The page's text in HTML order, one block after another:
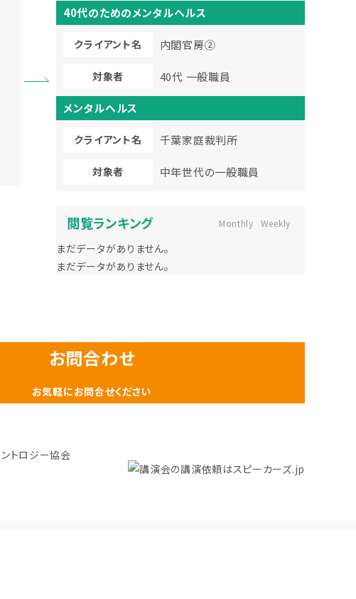
40代のためのメンタルヘルス
クライアント名 内閣官房②
対象者 40代 一般職員
メンタルヘルス
クライアント名 千葉家庭裁判所
対象者 中年世代の一般職員
閲覧ランキング Monthly Weekly
まだデータがありません。
まだデータがありません。
お問合わせ
お気軽にお問合せください